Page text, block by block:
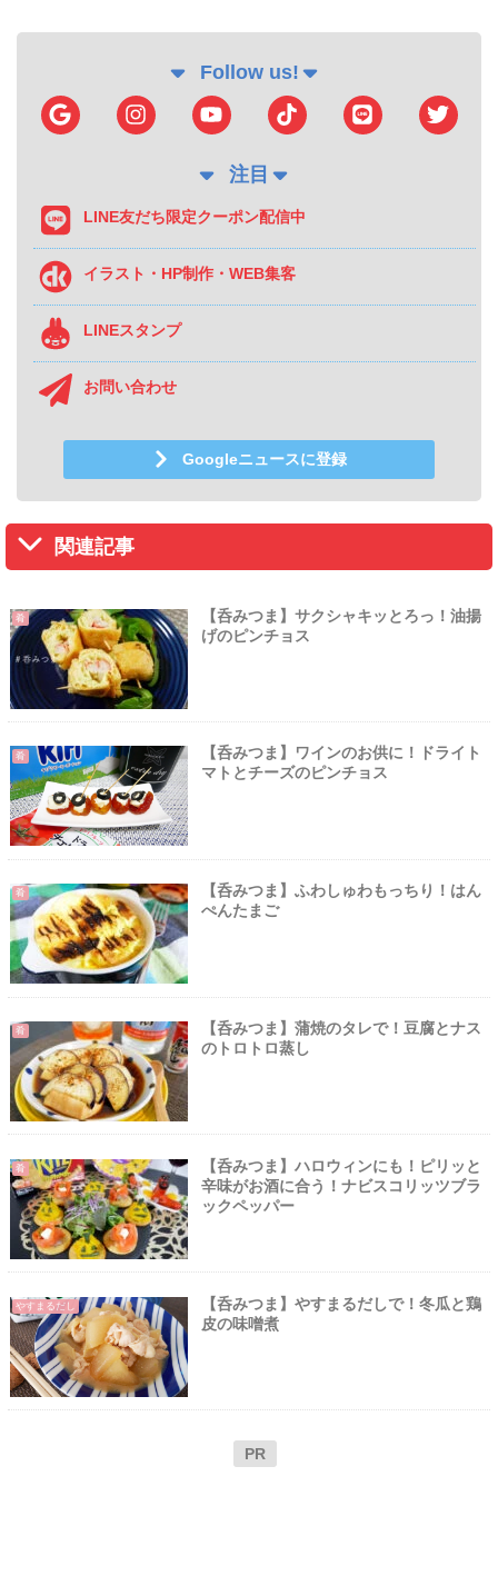
Follow us!
注目
LINE友だち限定クーポン配信中
イラスト・HP制作・WEB集客
LINEスタンプ
お問い合わせ
Googleニュースに登録
関連記事
肴
【呑みつま】サクシャキッとろっ！油揚
げのピンチョス
肴
【呑みつま】ワインのお供に！ドライト
マトとチーズのピンチョス
肴
【呑みつま】ふわしゅわもっちり！はん
ぺんたまご
肴
【呑みつま】蒲焼のタレで！豆腐とナス
のトロトロ蒸し
肴
【呑みつま】ハロウィンにも！ピリッと
辛味がお酒に合う！ナビスコリッツブラ
ックペッパー
やすまるだし
【呑みつま】やすまるだしで！冬瓜と鶏
皮の味噌煮
PR